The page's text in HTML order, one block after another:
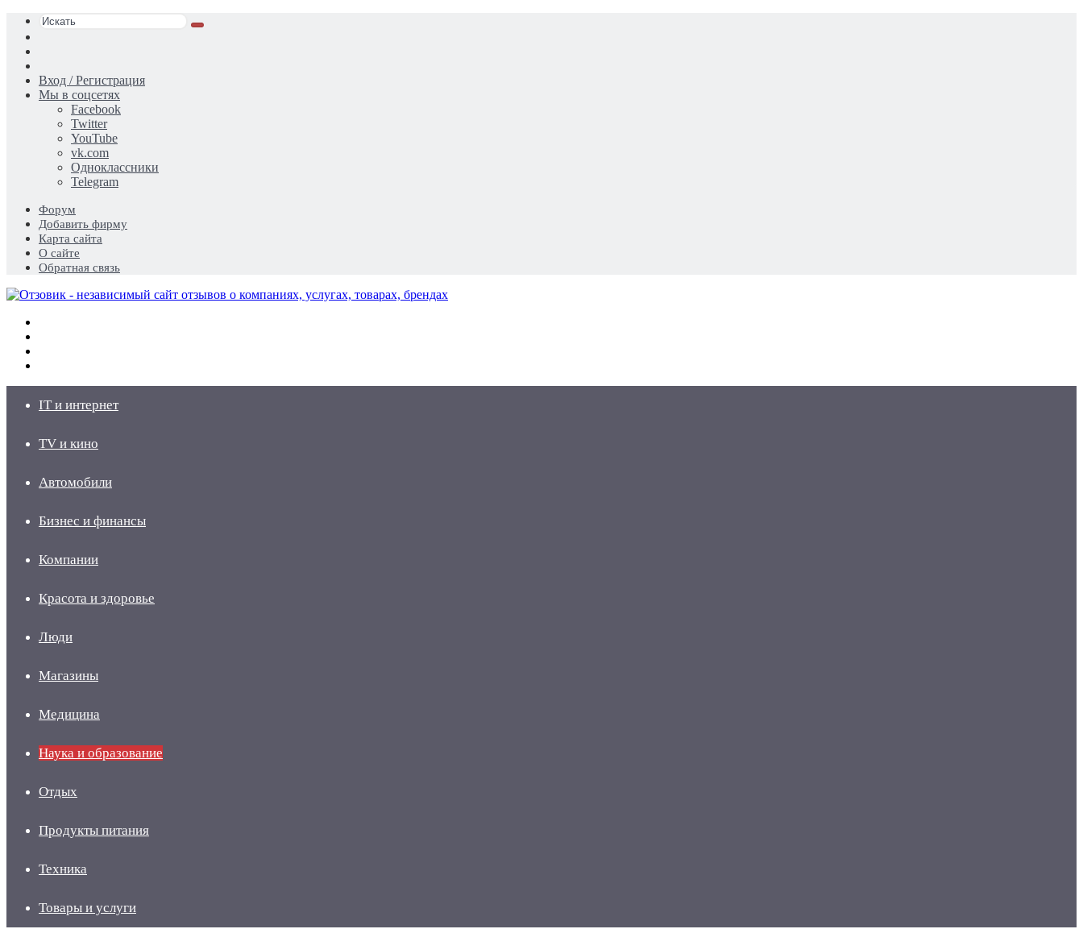
Искать
статья
Вход / Регистрация
Мы в соцсетях
Facebook
Twitter
YouTube
vk.com
Одноклассники
Telegram
Форум
Добавить фирму
Карта сайта
О сайте
Обратная связь
IT и интернет
TV и кино
Автомобили
Бизнес и финансы
Компании
Красота и здоровье
Люди
Магазины
Медицина
Наука и образование
Отдых
Продукты питания
Техника
Товары и услуги